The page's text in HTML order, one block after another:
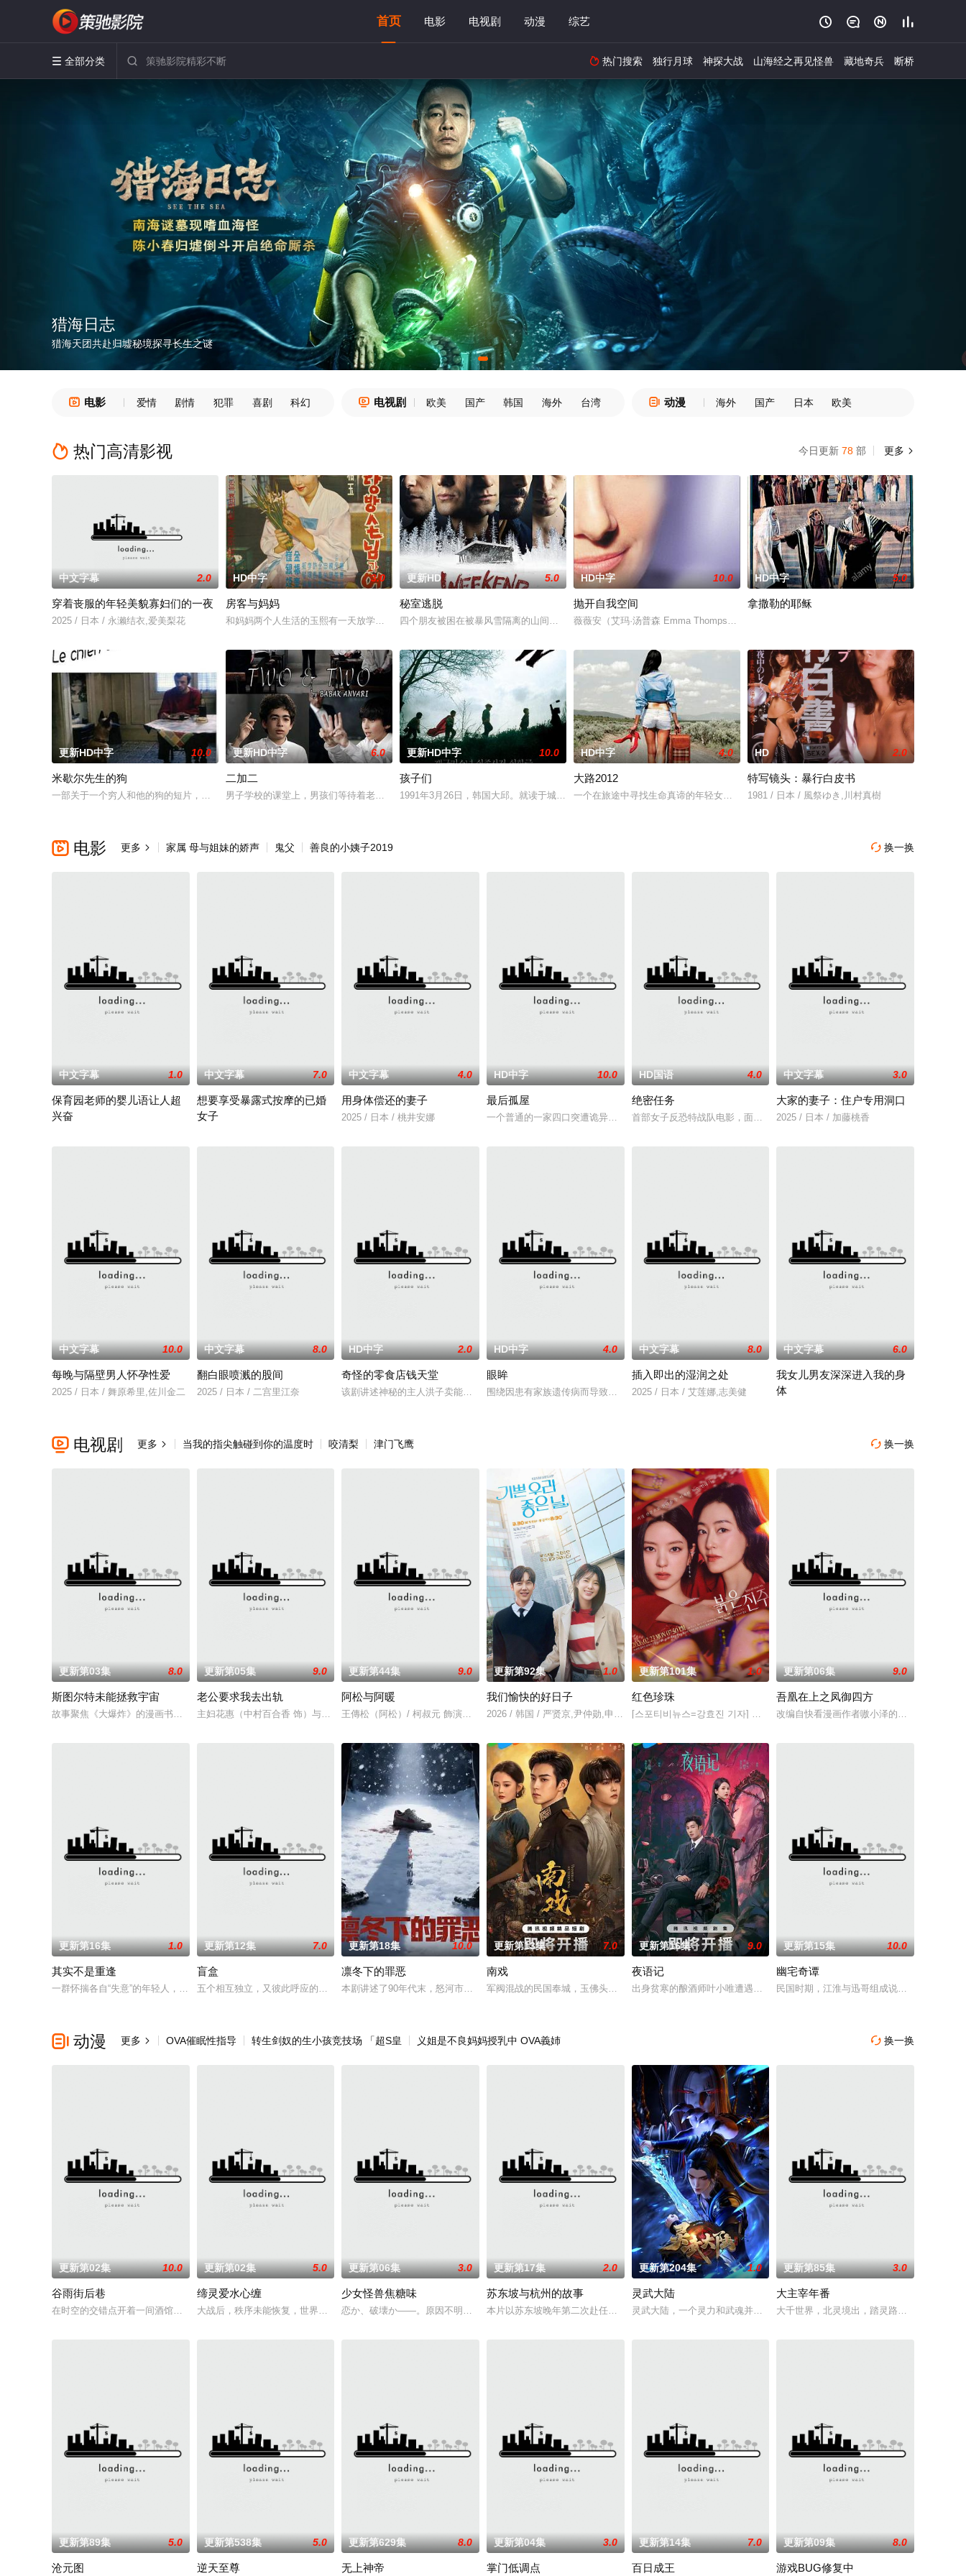
首页 电影 电视剧 动漫 综艺    
 全部分类   热门搜索 独行月球 神探大战 山海经之再见怪兽 藏地奇兵 断桥
猎海日志
猎海天团共赴归墟秘境探寻长生之谜
 电影 爱情 剧情 犯罪 喜剧 科幻  电视剧 欧美 国产 韩国 海外 台湾  动漫 海外 国产 日本 欧美
 热门高清影视 更多 
今日更新 78 部
中文字幕 2.0
穿着丧服的年轻美貌寡妇们的一夜
2025 / 日本 / 永濑结衣,爱美梨花
HD中字 3.0
房客与妈妈
和妈妈两个人生活的玉熙有一天放学回家后发现爸爸的朋友画廊叔叔住进了自己家的跨院，要在自己家里寄宿。叔叔和
更新HD 5.0
秘室逃脱
四个朋友被困在被暴风雪隔离的山间小屋里，他们有一次自救的机会：找出他们中谁犯了过去的罪行。WEEKEND
HD中字 10.0
抛开自我空间
薇薇安（艾玛·汤普森 Emma Thompson 饰）是一位学识渊博的博士，让年轻的她没有想到的
HD中字 5.0
拿撒勒的耶稣
更新HD中字 10.0
米歇尔先生的狗
一部关于一个穷人和他的狗的短片，法国导演让·雅克·贝奈克斯的电影处女作
更新HD中字 6.0
二加二
男子学校的课堂上，男孩们等待着老师的到来。当一脸严肃的男老师走进来的时候，气氛一下子变得沉闷不堪。教室广
更新HD中字 10.0
孩子们
1991年3月26日，韩国大邱。就读于城西小学的5个男孩子结伴上山，从此一去不回。该事件引起轩然大波，虽
HD中字 4.0
大路2012
一个在旅途中寻找生命真谛的年轻女子Angie，不仅最终找回了自我，还领悟到了各种爱......
HD 2.0
特写镜头：暴行白皮书
1981 / 日本 / 風祭ゆき,川村真樹
 换一换
 电影 更多  家属 母与姐妹的娇声 鬼父 善良的小姨子2019
中文字幕 1.0
保育园老师的婴儿语让人超
兴奋
中文字幕 7.0
想要享受暴露式按摩的已婚
女子
中文字幕 4.0
用身体偿还的妻子
2025 / 日本 / 桃井安娜
HD中字 10.0
最后孤屋
一个普通的一家四口突遭诡异变故，被困在自家房屋中超过 1000 天无法出门。在资源消耗殆尽与未知神秘威胁
HD国语 4.0
绝密任务
首部女子反恐特战队电影，面对恐怖主义恶势力，“最飒女子反恐特战队”临危受
中文字幕 3.0
大家的妻子：住户专用洞口
2025 / 日本 / 加藤桃香
中文字幕 10.0
每晚与隔壁男人怀孕性爱
2025 / 日本 / 舞原希里,佐川金二
中文字幕 8.0
翻白眼喷溅的股间
2025 / 日本 / 二宫里江奈
HD中字 2.0
奇怪的零食店钱天堂
该剧讲述神秘的主人洪子卖能够实现人们愿望的神秘零食，以及人们来到那里展开一段魔法般的故事。
HD中字 4.0
眼眸
围绕因患有家族遗传病而导致视力逐渐丧失的摄影师瑞真展开。在面对跨越视力障碍、好不容易成为陶艺家却离奇身
中文字幕 8.0
插入即出的湿润之处
2025 / 日本 / 艾莲娜,志美健
中文字幕 6.0
我女儿男友深深进入我的身
体
 换一换
 电视剧 更多  当我的指尖触碰到你的温度时 咬清梨 津门飞鹰
更新第03集 8.0
斯图尔特未能拯救宇宙
故事聚焦《大爆炸》的漫画书老板斯图尔特·布鲁姆，他弄坏了一个谢尔顿和莱纳德制造的设备，意外导致了多元宇宙
更新第05集 9.0
老公要求我去出轨
主妇花惠（中村百合香 饰）与丈夫弘树（佐野玲於 饰）及4岁女儿看似幸福，却面临着丧偶式育儿与长达5年的“
更新第44集 9.0
阿松与阿暖
王傳松（阿松）/ 柯叔元 飾演「他一輩子守著傳統，卻在遇見她之後，發現還有更傳統的阿暖？！」雙溪知名紙藝
更新第92集 1.0
我们愉快的好日子
2026 / 韩国 / 严贤京,尹仲勋,申正允,尹多英,金惠玉,鲜于在德,尹多勋,文喜京,李商淑,郑孝彬,李家豪,郑永琡
更新第101集 1.0
红色珍珠
[스포티비뉴스=강효진 기자] 배우 박진희가 본격 컴백 활동에 나선다.7일 스포
更新第06集 9.0
吾凰在上之凤御四方
改编自快看漫画作者嗷小泽的独家连载漫画
更新第16集 1.0
其实不是重逢
一群怀揣各自“失意”的年轻人，在沿海小城南安相遇相知，他们决心各展所长创办旅行社。他们以当地的特色人文与
更新第12集 7.0
盲盒
五个相互独立，又彼此呼应的故事——用一场精心策划的“夏令营”完成复仇的受害者；临终前与遗憾和解的“无用之
更新第18集 10.0
凛冬下的罪恶
本剧讲述了90年代末，怒河市刑侦支队在无普及监控、无DNA鉴定技术的支持下，通过摸排、勘查等传统刑侦手段
更新第13集 7.0
南戏
军阀混战的民国奉城，玉佛头离奇失窃，戏班主横尸戏台，将冷血少帅许又安与昆曲名伶荣筱楠推向不死不休的对立
更新第16集 9.0
夜语记
出身贫寒的酿酒师叶小唯遭遇爱人程桉、恩师林晚媚的双重背叛。她从恨意中涅
更新第15集 10.0
幽宅奇谭
民国时期，江淮与迅哥组成说书班子，偶遇“
 换一换
 动漫 更多  OVA催眠性指导 转生剑奴的生小孩竞技场 「超S皇 义姐是不良妈妈授乳中 OVA義姉
更新第02集 10.0
谷雨街后巷
在时空的交错点开着一间酒馆——谷雨街后巷。 无论城市的角落，还是繁星坠落的荒漠， 穿过现实的迷宫，欢迎光
更新第02集 5.0
缔灵爱水心缠
大战后，秩序未能恢复，世界陷入混乱。混沌从深渊崛起，黑暗如潮水般吞噬大地……缔默完成了命运的蜕变——她不
更新第06集 3.0
少女怪兽焦糖味
恋か、破壊か――。原因不明の病に悩まされている女子高生・赤石黒絵（クロエ）。不器用で人との交流を避けて生
更新第17集 2.0
苏东坡与杭州的故事
本片以苏东坡晚年第二次赴任杭州，与老友佛印（一心想将苏东坡渡入佛门）、辽国女粉丝耶律云（原型为高丽使者
更新第204集 1.0
灵武大陆
灵武大陆，一个灵力和武魂并存的世界，灵修一念动山河，武者徒手撕天地。星
更新第85集 3.0
大主宰年番
大千世界，北灵境出，踏灵路，伐罗天，剑
更新第89集 5.0
沧元图
更新第538集 5.0
逆天至尊
更新第629集 8.0
无上神帝
更新第04集 3.0
掌门低调点
更新第14集 7.0
百日成王
更新第09集 8.0
游戏BUG修复中